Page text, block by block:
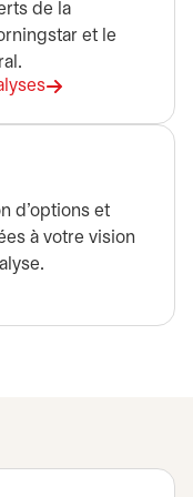
de la
et le
d’options et
à votre vision